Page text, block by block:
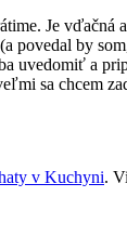
Je vďačná
povedal by
uvedomiť a
sa chcem
v Kuchyni.